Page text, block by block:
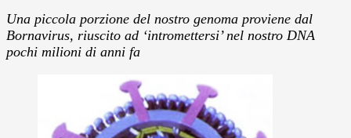
Una piccola porzione del nostro genoma proviene dal
Bornavirus, riuscito ad ‘intromettersi’ nel nostro DNA
pochi milioni di anni fa